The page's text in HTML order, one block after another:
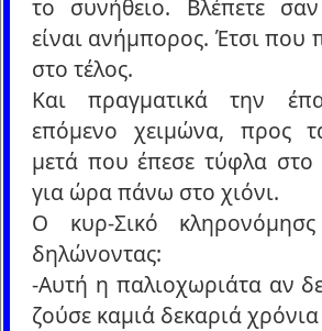
το συνήθειο. Βλέπετε
είναι ανήμπορος. Έτσι που
στο τέλος.
Και πραγματικά την
επόμενο χειμώνα, προς
μετά που έπεσε τύφλα στο
για ώρα πάνω στο χιόνι.
Ο κυρ-Σικό
δηλώνοντας:
-Αυτή η παλιοχωριάτα αν
ζούσε καμιά δεκαριά